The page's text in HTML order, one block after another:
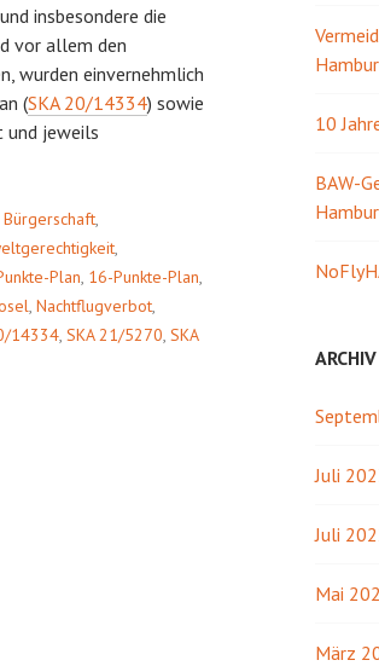
insbesondere die
vor allem den
wurden einvernehmlich
(SKA 20/14334) sowie
und jeweils
,
,
Plan, 16-Punkte-Plan,
, Nachtflugverbot,
14334, SKA 21/5270, SKA
10
BAW-
ARCHIV
Juli
Juli
Mai
März